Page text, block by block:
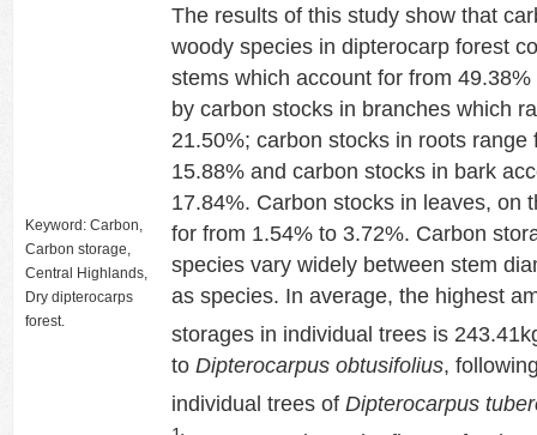
Keyword: Carbon,
Carbon storage,
Central Highlands,
Dry dipterocarps
forest.
The results of this study show that
woody species in dipterocarp forest
stems which account for from
by carbon stocks in branches which
21.50%; carbon stocks in roots range
15.88% and carbon stocks in bark
17.84%. Carbon stocks in leaves, on
for from 1.54% to 3.72%. Carbon
species vary widely between stem
as species. In average, the highest
storages in individual trees is
to Dipterocarpus obtusifolius,
individual trees of Dipterocarpus